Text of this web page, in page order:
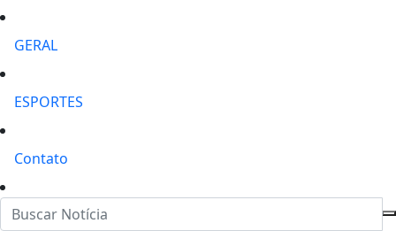
GERAL
ESPORTES
Contato